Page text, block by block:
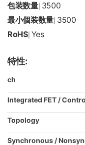
包装数量| 3500
最小個装数量 3500
RoHS| Yes
特性:
ch
Integrated FET /
Topology
Synchronous /